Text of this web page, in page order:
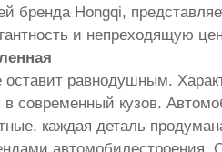
бренда Hongqi,
и непреходящую
равнодушным.
в современный кузов.
каждая деталь